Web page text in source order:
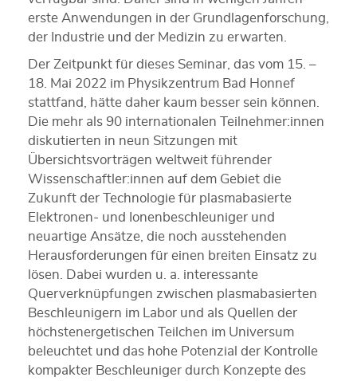
erste Anwendungen in der Grundlagenforschung,
der Industrie und der Medizin zu erwarten.
Der Zeitpunkt für dieses Seminar, das vom 15. –
18. Mai 2022 im Physikzentrum Bad Honnef
stattfand, hätte daher kaum besser sein können.
Die mehr als 90 internationalen Teilnehmer:innen
diskutierten in neun Sitzungen mit
Übersichtsvorträgen weltweit führender
Wissenschaftler:innen auf dem Gebiet die
Zukunft der Technologie für plasmabasierte
Elektronen- und Ionenbeschleuniger und
neuartige Ansätze, die noch ausstehenden
Herausforderungen für einen breiten Einsatz zu
lösen. Dabei wurden u. a. interessante
Querverknüpfungen zwischen plasmabasierten
Beschleunigern im Labor und als Quellen der
höchstenergetischen Teilchen im Universum
beleuchtet und das hohe Potenzial der Kontrolle
kompakter Beschleuniger durch Konzepte des